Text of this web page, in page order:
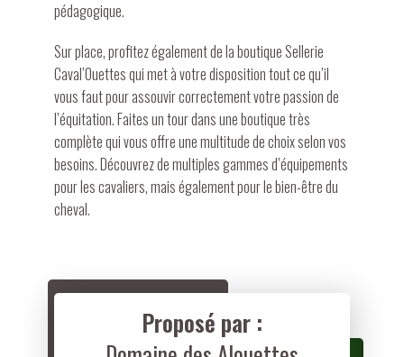
pédagogique.
Sur place, profitez également de la boutique Sellerie
Caval’Ouettes qui met à votre disposition tout ce qu’il
vous faut pour assouvir correctement votre passion de
l’équitation. Faites un tour dans une boutique très
complète qui vous offre une multitude de choix selon vos
besoins. Découvrez de multiples gammes d’équipements
pour les cavaliers, mais également pour le bien-être du
cheval.
Proposé par :